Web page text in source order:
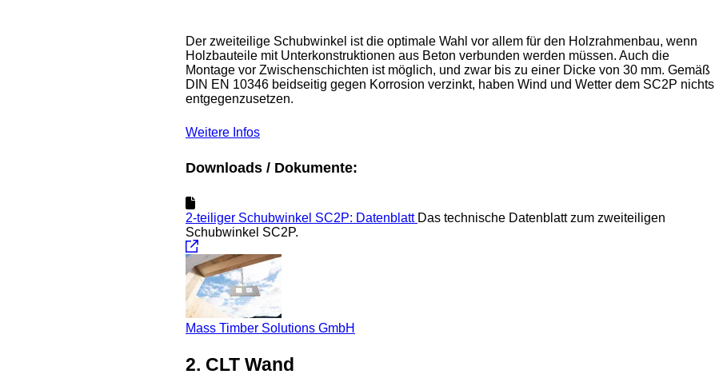
Der zweiteilige Schubwinkel ist die optimale Wahl vor allem für den Holzrahmenbau, wenn
Holzbauteile mit Unterkonstruktionen aus Beton verbunden werden müssen. Auch die
Montage vor Zwischenschichten ist möglich, und zwar bis zu einer Dicke von 30 mm. Gemäß
DIN EN 10346 beidseitig gegen Korrosion verzinkt, haben Wind und Wetter dem SC2P nichts
entgegenzusetzen.
Weitere Infos
Downloads / Dokumente:
2-teiliger Schubwinkel SC2P: Datenblatt Das technische Datenblatt zum zweiteiligen
Schubwinkel SC2P.
Mass Timber Solutions GmbH
2. CLT Wand